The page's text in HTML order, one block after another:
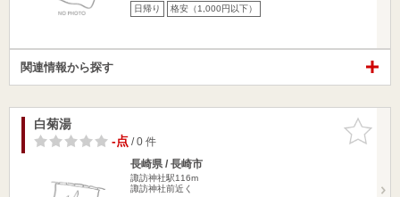
日帰り 格安（1,000円以下）
関連情報から探す
お気に入
りに追加
白菊湯
-点/ 0 件
長崎県 / 長崎市
諏訪神社駅116m
諏訪神社前近く